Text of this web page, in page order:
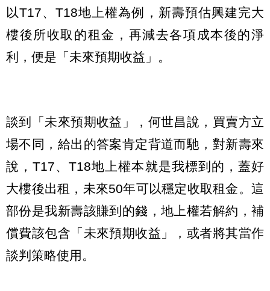
以T17、T18地上權為例，新壽預估興建完大
樓後所收取的租金，再減去各項成本後的淨
利，便是「未來預期收益」。
談到「未來預期收益」，何世昌說，買賣方立
場不同，給出的答案肯定背道而馳，對新壽來
說，T17、T18地上權本就是我標到的，蓋好
大樓後出租，未來50年可以穩定收取租金。這
部份是我新壽該賺到的錢，地上權若解約，補
償費該包含「未來預期收益」，或者將其當作
談判策略使用。